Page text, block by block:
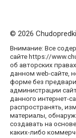
© 2026
Внимание: Все
сайте https://
об авторских
данном web-сайте,
форме без
администрации
данного интернет-
распространять,
материалы,
создавать на
каких-либо